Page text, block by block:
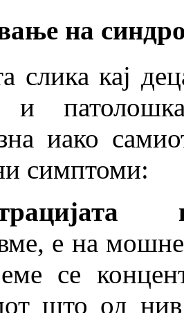
на
слика кај
и
иако
симптоми:
е на
се
што од